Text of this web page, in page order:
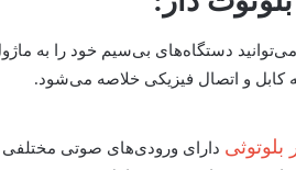
می‌توانید دستگاه‌های بی‌سیم خود را به
کابل و اتصال فیزیکی خلاصه می‌شود.
بلوتوثی دارای ورودی‌های صوتی